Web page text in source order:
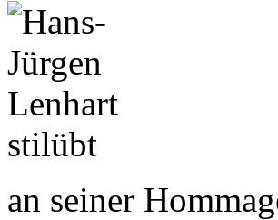
an seiner